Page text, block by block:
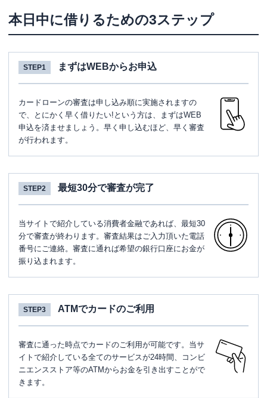
本日中に借りるための3ステップ
STEP1 まずはWEBからお申込
カードローンの審査は申し込み順に実施されますの
で、とにかく早く借りたい!という方は、まずはWEB
申込を済ませましょう。早く申し込むほど、早く審査
が行われます。
STEP2 最短30分で審査が完了
当サイトで紹介している消費者金融であれば、最短30
分で審査が終わります。審査結果はご入力頂いた電話
番号にご連絡。審査に通れば希望の銀行口座にお金が
振り込まれます。
STEP3 ATMでカードのご利用
審査に通った時点でカードのご利用が可能です。当サ
イトで紹介している全てのサービスが24時間、コンビ
ニエンスストア等のATMからお金を引き出すことがで
きます。